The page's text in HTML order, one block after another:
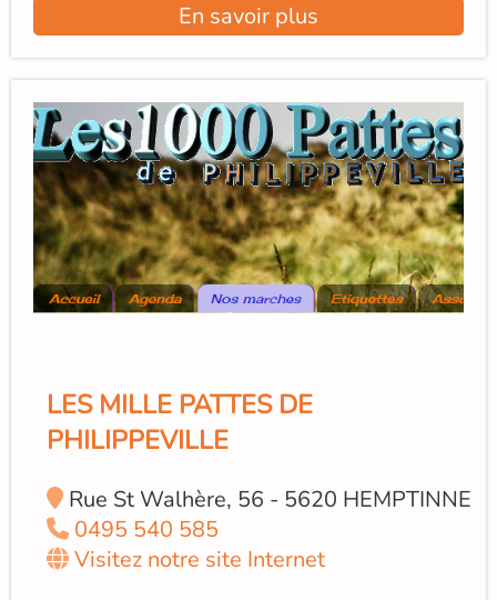
En savoir plus
LES MILLE PATTES DE
PHILIPPEVILLE
Rue St Walhère, 56 - 5620 HEMPTINNE
0495 540 585
Visitez notre site Internet